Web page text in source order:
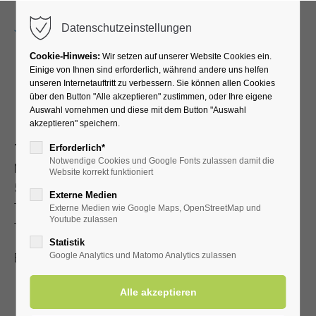
Gastgeberarrangements
Tourist-Information
Nordstraße 2b
59597 Bad Westernkotten
Telefon: 0 29 43 . 976 58 10
Telefax: 0 29 43 . 976 58 14
Email: info@badwesternkotten.de
Datenschutzeinstellungen
Cookie-Hinweis: Wir setzen auf unserer Website Cookies ein.
Einige von Ihnen sind erforderlich, während andere uns helfen
unseren Internetauftritt zu verbessern. Sie können allen Cookies
über den Button "Alle akzeptieren" zustimmen, oder Ihre eigene
Auswahl vornehmen und diese mit dem Button "Auswahl
akzeptieren" speichern.
Erforderlich*
Notwendige Cookies und Google Fonts zulassen damit die
Website korrekt funktioniert
Externe Medien
Externe Medien wie Google Maps, OpenStreetMap und
Youtube zulassen
Statistik
Google Analytics und Matomo Analytics zulassen